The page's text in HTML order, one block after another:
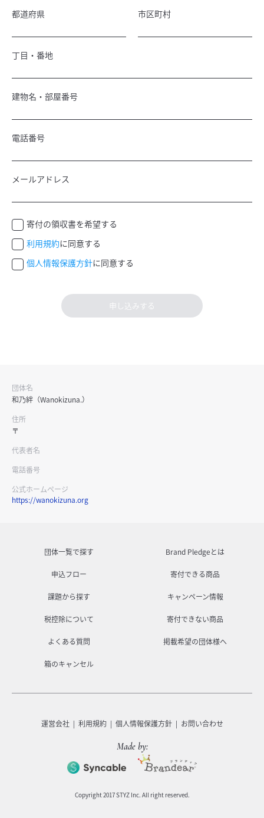
都道府県 市区町村
丁目・番地
建物名・部屋番号
電話番号
メールアドレス
寄付の領収書を希望する
利用規約に同意する
個人情報保護方針に同意する
申し込みする
団体名
和乃絆（Wanokizuna.）
住所
〒
代表者名
電話番号
公式ホームページ
https://wanokizuna.org
団体一覧で探す Brand Pledgeとは
申込フロー 寄付できる商品
課題から探す キャンペーン情報
税控除について 寄付できない商品
よくある質問 掲載希望の団体様へ
箱のキャンセル
運営会社 利用規約 個人情報保護方針 お問い合わせ
Made by:
Copyright 2017 STYZ Inc. All right reserved.